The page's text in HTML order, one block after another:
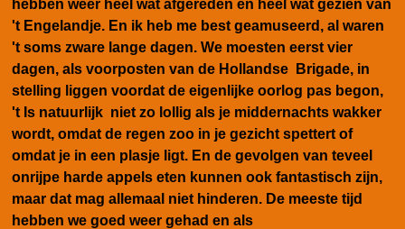
hebben weer heel wat afgereden en heel wat gezien van
't Engelandje. En ik heb me best geamuseerd, al waren
't soms zware lange dagen. We moesten eerst vier
dagen, als voorposten van de Hollandse Brigade, in
stelling liggen voordat de eigenlijke oorlog pas begon,
't Is natuurlijk niet zo lollig als je middernachts wakker
wordt, omdat de regen zoo in je gezicht spettert of
omdat je in een plasje ligt. En de gevolgen van teveel
onrijpe harde appels eten kunnen ook fantastisch zijn,
maar dat mag allemaal niet hinderen. De meeste tijd
hebben we goed weer gehad en als